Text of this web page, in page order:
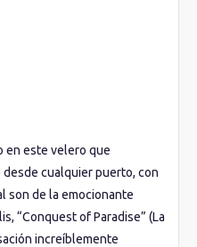
en este velero que
cualquier puerto, con
son de la emocionante
“Conquest of Paradise” (La
increíblemente